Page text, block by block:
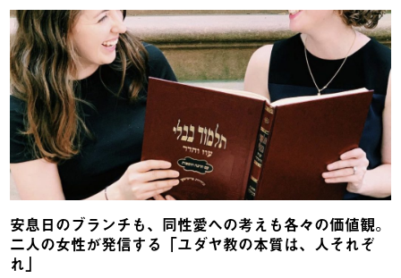
安息日のブランチも、同性愛への考えも各々の価値観。
二人の女性が発信する「ユダヤ教の本質は、人それぞ
れ」